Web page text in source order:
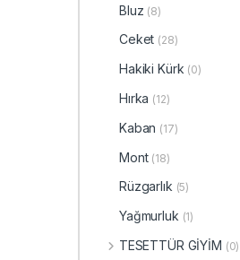
Bluz (8)
Ceket (28)
Hakiki Kürk (0)
Hırka (12)
Kaban (17)
Mont (18)
Rüzgarlık (5)
Yağmurluk (1)
TESETTÜR GİYİM (0)